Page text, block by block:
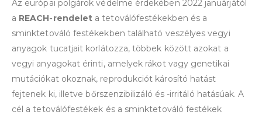
Az európai polgárok védelme érdekében 2022 januárjától
a REACH-rendelet a tetoválófestékekben és a
sminktetováló festékekben található veszélyes vegyi
anyagok tucatjait korlátozza, többek között azokat a
vegyi anyagokat érinti, amelyek rákot vagy genetikai
mutációkat okoznak, reprodukciót károsító hatást
fejtenek ki, illetve bőrszenzibilizáló és -irritáló hatásúak. A
cél a tetoválófestékek és a sminktetováló festékek